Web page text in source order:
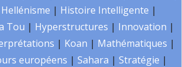
Hellénisme | Histoire Intelligente |
Tou | Hyperstructures | Innovation |
| Koan | Mathématiques |
européens | Sahara | Stratégie |